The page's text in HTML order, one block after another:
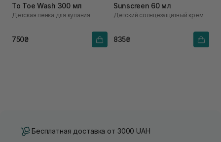
To Toe Wash 300 мл
Детская пенка для купания
750₴
Sunscreen 60 мл
Детский солнцезащитный крем
835₴
Бесплатная доставка от 3000 UAH